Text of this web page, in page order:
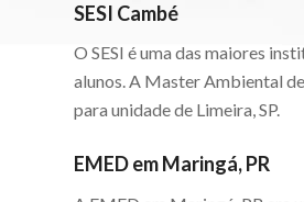
SESI Cambé
O SESI é uma das maiores
alunos. A Master Ambiental
para unidade de Limeira, SP.
EMED em Maringá, PR